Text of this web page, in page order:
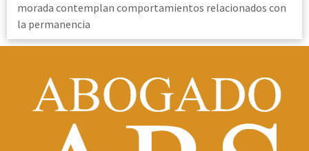
morada contemplan comportamientos relacionados con
la permanencia